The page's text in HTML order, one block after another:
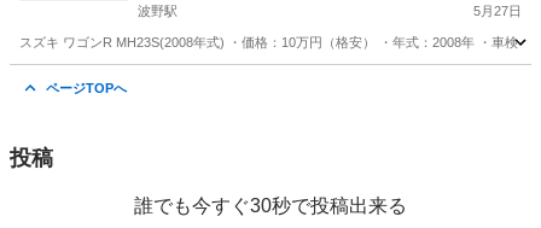
波野駅 5月27日
スズキ ワゴンR MH23S(2008年式) ・価格：10万円（格安） ・年式：2008年 ・車検
ページTOPへ
投稿
誰でも今すぐ30秒で投稿出来る